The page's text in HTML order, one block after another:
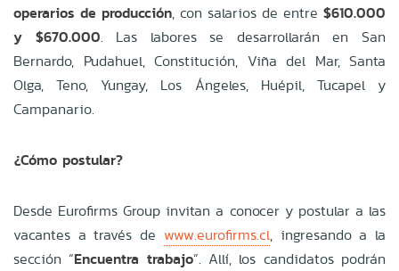
operarios de producción, con salarios de entre $610.000
y $670.000. Las labores se desarrollarán en San
Bernardo, Pudahuel, Constitución, Viña del Mar, Santa
Olga, Teno, Yungay, Los Ángeles, Huépil, Tucapel y
Campanario.
¿Cómo postular?
Desde Eurofirms Group invitan a conocer y postular a las
vacantes a través de www.eurofirms.cl, ingresando a la
sección “Encuentra trabajo”. Allí, los candidatos podrán